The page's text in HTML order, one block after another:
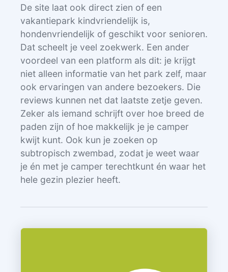
De site laat ook direct zien of een
vakantiepark kindvriendelijk is,
hondenvriendelijk of geschikt voor senioren.
Dat scheelt je veel zoekwerk. Een ander
voordeel van een platform als dit: je krijgt
niet alleen informatie van het park zelf, maar
ook ervaringen van andere bezoekers. Die
reviews kunnen net dat laatste zetje geven.
Zeker als iemand schrijft over hoe breed de
paden zijn of hoe makkelijk je je camper
kwijt kunt. Ook kun je zoeken op
subtropisch zwembad, zodat je weet waar
je én met je camper terechtkunt én waar het
hele gezin plezier heeft.